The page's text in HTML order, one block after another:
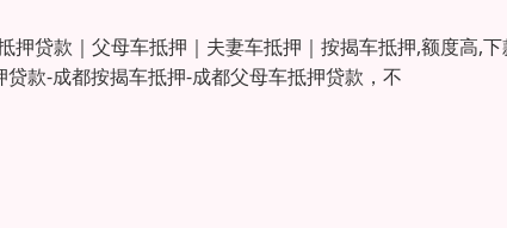
贷款｜父母车抵押｜夫妻车抵押｜按揭车抵押,额度高,下
款-成都按揭车抵押-成都父母车抵押贷款，不